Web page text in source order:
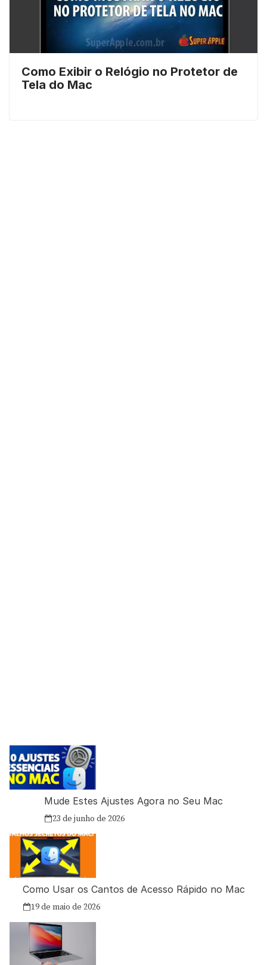
Como Exibir o Relógio no Protetor de
Tela do Mac
Mude Estes Ajustes Agora no Seu Mac
23 de junho de 2026
Como Usar os Cantos de Acesso Rápido no Mac
19 de maio de 2026